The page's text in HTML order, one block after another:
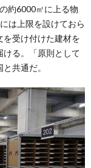
約6000㎡に上る物
は上限を設けておら
受け付けた建材を
ける。「原則として
共通だ。